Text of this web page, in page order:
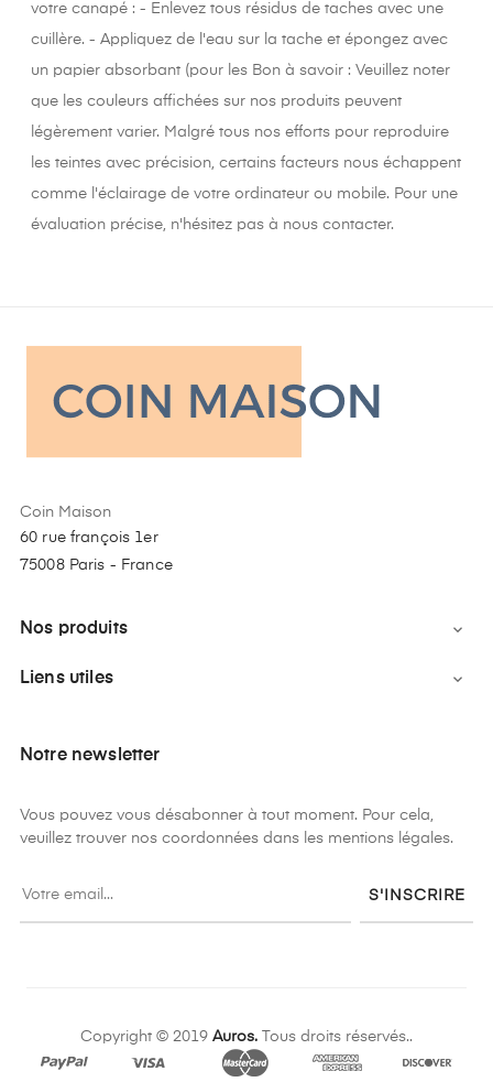
votre canapé : - Enlevez tous résidus de taches avec une
cuillère. - Appliquez de l'eau sur la tache et épongez avec
un papier absorbant (pour les Bon à savoir : Veuillez noter
que les couleurs affichées sur nos produits peuvent
légèrement varier. Malgré tous nos efforts pour reproduire
les teintes avec précision, certains facteurs nous échappent
comme l'éclairage de votre ordinateur ou mobile. Pour une
évaluation précise, n'hésitez pas à nous contacter.
Coin Maison
60 rue françois 1er
75008 Paris - France
Nos produits 
Liens utiles 
Notre newsletter
Vous pouvez vous désabonner à tout moment. Pour cela,
veuillez trouver nos coordonnées dans les mentions légales.
S'INSCRIRE
Copyright © 2019 Auros. Tous droits réservés..